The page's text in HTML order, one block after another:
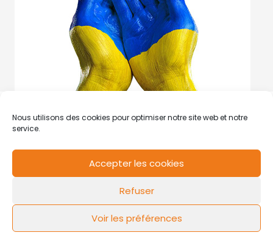
Nous utilisons des cookies pour optimiser notre site web et notre
service.
Accepter les cookies
Refuser
Voir les préférences
Mentions légales Politique de cookies
FLOW44